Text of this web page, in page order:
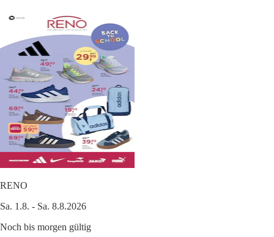
RENO
Sa. 1.8. - Sa. 8.8.2026
Noch bis morgen gültig